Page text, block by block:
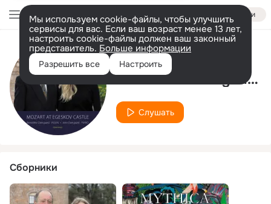
Войти
Мы используем cookie-файлы, чтобы улучшить
сервисы для вас. Если ваш возраст менее 13 лет,
настроить cookie-файлы должен ваш законный
представитель. Больше информации
Разрешить все Настроить
Исполнитель
Benedikte Damgaard
Слушать
Сборники